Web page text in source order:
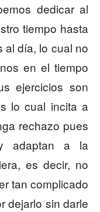
dedicar al
tiempo hasta
al día, lo cual no
en el tiempo
ejercicios son
lo cual incita a
rechazo pues
adaptan a la
es decir, no
tan complicado
dejarlo sin darle